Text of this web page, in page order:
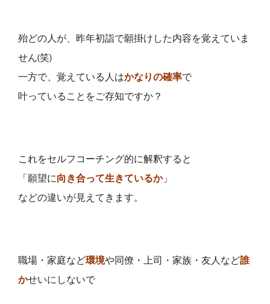
殆どの人が、昨年初詣で願掛けした内容を覚えていま
せん(笑)
一方で、覚えている人はかなりの確率で
叶っていることをご存知ですか？
これをセルフコーチング的に解釈すると
「願望に向き合って生きているか」
などの違いが見えてきます。
職場・家庭など環境や同僚・上司・家族・友人など誰
かせいにしないで